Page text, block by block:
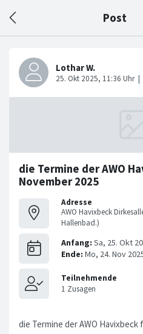
Post
die Termine der AWO
November 2025
Adresse
AWO Havixbeck
Hallenbad.)
die Termine der AWO Havixbeck